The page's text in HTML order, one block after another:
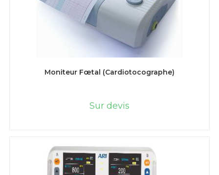
Moniteur Fœtal (Cardiotocographe)
Sur devis